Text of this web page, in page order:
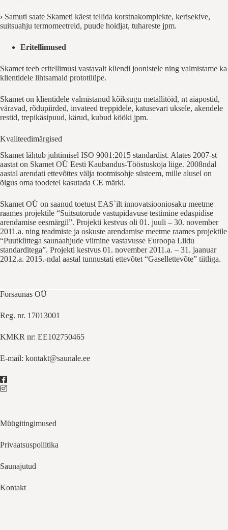
› Samuti saate Skameti käest tellida korstnakomplekte, kerisekive,
suitsuahju termomeetreid, puude hoidjat, tuhareste jpm.
Eritellimused
Skamet teeb eritellimusi vastavalt kliendi joonistele ning valmistame ka
klientidele lihtsamaid prototüüpe.
Skamet on klientidele valmistanud kõiksugu metallitöid, nt aiapostid,
väravad, rõdupiirded, invateed treppidele, katusevari uksele, akendele
restid, trepikäsipuud, kärud, kubud kööki jpm.
Kvaliteedimärgised
Skamet lähtub juhtimisel ISO 9001:2015 standardist. Alates 2007-st
aastat on Skamet OÜ Eesti Kaubandus-Tööstuskoja liige. 2008ndal
aastal arendati ettevõttes välja tootmisohje süsteem, mille alusel on
õigus oma toodetel kasutada CE märki.
Skamet OÜ on saanud toetust EAS`ilt innovatsiooniosaku meetme
raames projektile “Suitsutorude vastupidavuse testimine edaspidise
arendamise eesmärgil”. Projekti kestvus oli 01. juuli – 30. november
2011.a. ning teadmiste ja oskuste arendamise meetme raames projektile
“Puutküttega saunaahjude viimine vastavusse Euroopa Liidu
standarditega”. Projekti kestvus 01. november 2011.a. – 31. jaanuar
2012.a. 2015.-ndal aastal tunnustati ettevõtet “Gasellettevõte” tiitliga.
Forsaunas OÜ
Reg. nr. 17013001
KMKR nr: EE102750465
E-mail: kontakt@saunale.ee
Müügitingimused
Privaatsuspoliitika
Saunajutud
Kontakt